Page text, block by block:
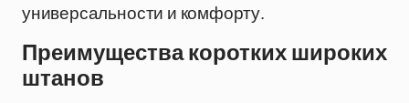
универсальности и комфорту.
Преимущества коротких широких
штанов